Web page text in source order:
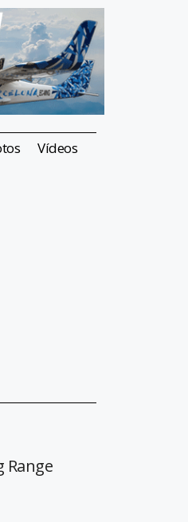
Vídeos
Range